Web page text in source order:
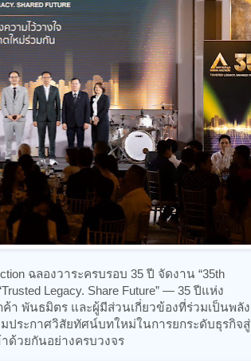
ฉลองวาระครบรอบ 35 ปี จัดงาน “35th
Legacy. Share Future” — 35 ปีแห่ง
พันธมิตร และผู้มีส่วนเกี่ยวข้องที่ร่วมเป็นพลัง
ประกาศวิสัยทัศน์บทใหม่ในการยกระดับธุรกิจสู่
าด้วยกันอย่างครบวงจร